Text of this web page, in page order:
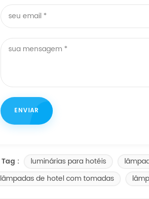
Tag : luminárias para hotéis
lâmpadas de hotel com tomadas